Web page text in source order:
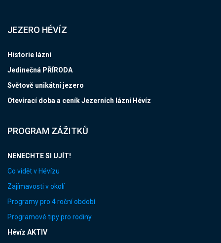
JEZERO HÉVÍZ
Historie lázní
Jedinečná PŘÍRODA
Světově unikátní jezero
Otevírací doba a ceník Jezerních lázní Hévíz
PROGRAM ZÁŽITKŮ
NENECHTE SI UJÍT!
Co vidět v Hévízu
Zajímavosti v okolí
Programy pro 4 roční období
Programové tipy pro rodiny
Hévíz AKTIV